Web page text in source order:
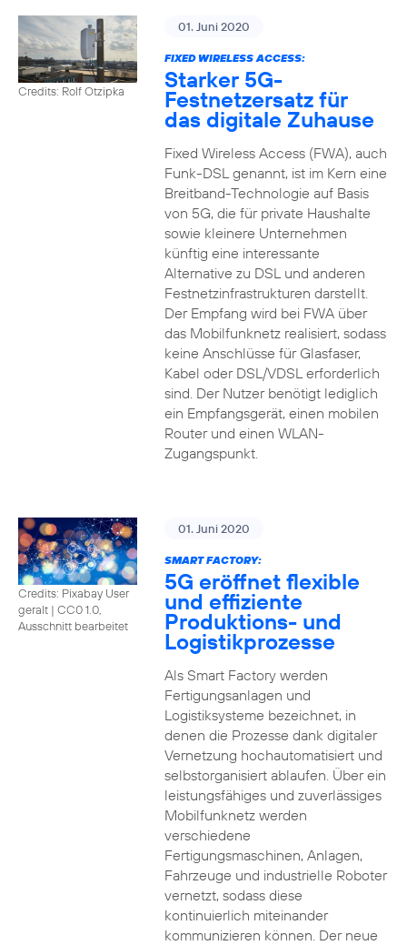
Credits: Rolf Otzipka
01. Juni 2020
FIXED WIRELESS ACCESS:
Starker 5G-
Festnetzersatz für
das digitale Zuhause
Fixed Wireless Access (FWA), auch
Funk-DSL genannt, ist im Kern eine
Breitband-Technologie auf Basis
von 5G, die für private Haushalte
sowie kleinere Unternehmen
künftig eine interessante
Alternative zu DSL und anderen
Festnetzinfrastrukturen darstellt.
Der Empfang wird bei FWA über
das Mobilfunknetz realisiert, sodass
keine Anschlüsse für Glasfaser,
Kabel oder DSL/VDSL erforderlich
sind. Der Nutzer benötigt lediglich
ein Empfangsgerät, einen mobilen
Router und einen WLAN-
Zugangspunkt.
Credits: Pixabay User
geralt | CC0 1.0,
Ausschnitt bearbeitet
01. Juni 2020
SMART FACTORY:
5G eröffnet flexible
und effiziente
Produktions- und
Logistikprozesse
Als Smart Factory werden
Fertigungsanlagen und
Logistiksysteme bezeichnet, in
denen die Prozesse dank digitaler
Vernetzung hochautomatisiert und
selbstorganisiert ablaufen. Über ein
leistungsfähiges und zuverlässiges
Mobilfunknetz werden
verschiedene
Fertigungsmaschinen, Anlagen,
Fahrzeuge und industrielle Roboter
vernetzt, sodass diese
kontinuierlich miteinander
kommunizieren können. Der neue